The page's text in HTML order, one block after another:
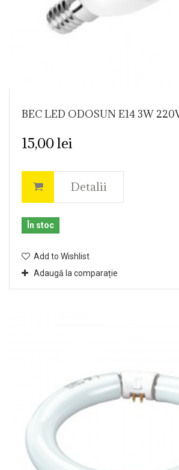
BEC LED ODOSUN E14 3W
15,00 lei
Detalii
În stoc
Add to Wishlist
Adaugă la comparație